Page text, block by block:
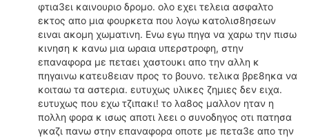
φτια3ει καινουριο δρομο. ολο εχει τελεια ασφαλτο
εκτος απο μια φουρκετα που λογω κατολισ8ησεων
ειναι ακομη χωματινη. Ενω εγω πηγα να χαρω την πισω
κινηση κ κανω μια ωραια υπερστροφη, στην
επαναφορα με πεταει χαστουκι απο την αλλη κ
πηγαινω κατευ8ειαν προς το βουνο. τελικα βρε8ηκα να
κοιταω τα αστερια. ευτυχως υλικες ζημιες δεν ειχα.
ευτυχως που εχω τζιπακι! το λα8ος μαλλον ηταν η
πολλη φορα κ ισως αποτι λεει ο συνοδηγος οτι πατησα
γκαζι πανω στην επαναφορα οποτε με πετα3ε απο την